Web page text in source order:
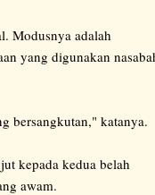
Modusnya adalah
yang digunakan
bersangkutan," katanya.
kepada kedua belah
awam.